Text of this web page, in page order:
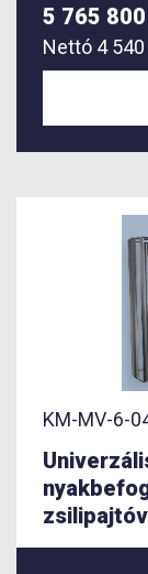
5 765 800
Nettó 4
KM-MV-6-